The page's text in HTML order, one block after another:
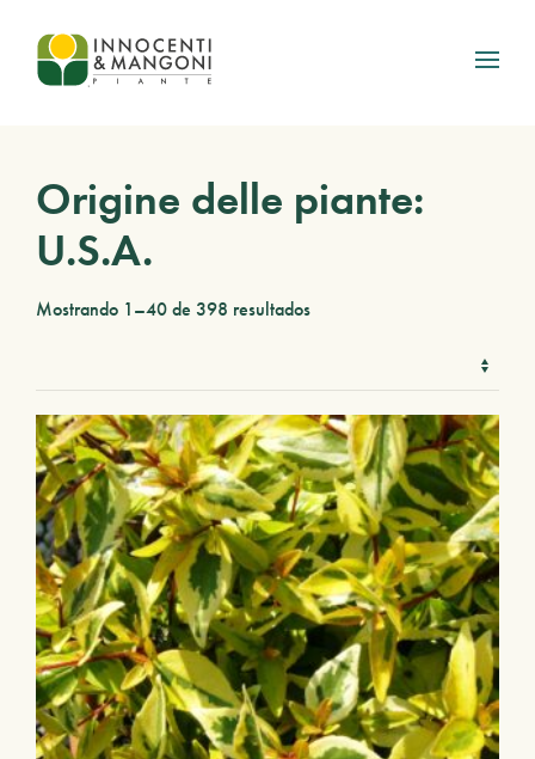
Skip to main content
Origine delle piante:
U.S.A.
Mostrando 1–40 de 398 resultados